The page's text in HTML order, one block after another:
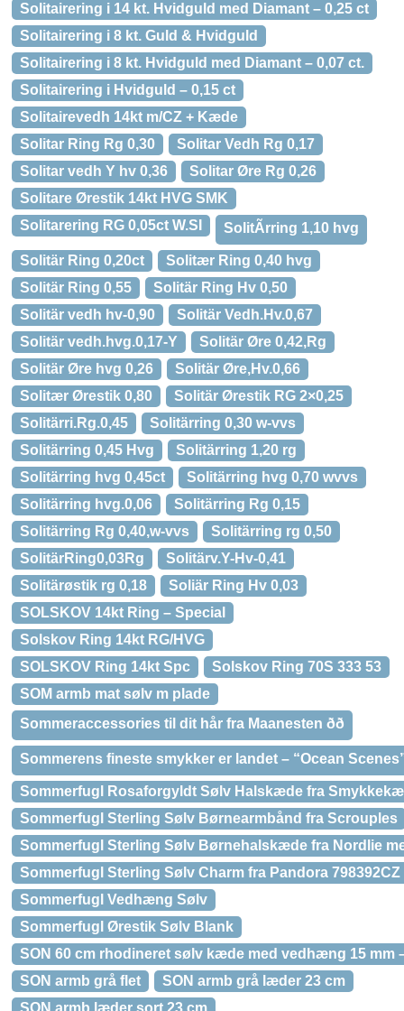
Solitairering i 14 kt. Hvidguld med Diamant – 0,25 ct
Solitairering i 8 kt. Guld & Hvidguld
Solitairering i 8 kt. Hvidguld med Diamant – 0,07 ct.
Solitairering i Hvidguld – 0,15 ct
Solitairevedh 14kt m/CZ + Kæde
Solitar Ring Rg 0,30
Solitar Vedh Rg 0,17
Solitar vedh Y hv 0,36
Solitar Øre Rg 0,26
Solitare Ørestik 14kt HVG SMK
Solitarering RG 0,05ct W.SI
SolitÃrring 1,10 hvg
Solitär Ring 0,20ct
Solitær Ring 0,40 hvg
Solitär Ring 0,55
Solitär Ring Hv 0,50
Solitär vedh hv-0,90
Solitär Vedh.Hv.0,67
Solitär vedh.hvg.0,17-Y
Solitär Øre 0,42,Rg
Solitär Øre hvg 0,26
Solitär Øre,Hv.0,66
Solitær Ørestik 0,80
Solitär Ørestik RG 2×0,25
Solitärri.Rg.0,45
Solitärring 0,30 w-vvs
Solitärring 0,45 Hvg
Solitärring 1,20 rg
Solitärring hvg 0,45ct
Solitärring hvg 0,70 wvvs
Solitärring hvg.0,06
Solitärring Rg 0,15
Solitärring Rg 0,40,w-vvs
Solitärring rg 0,50
SolitärRing0,03Rg
Solitärv.Y-Hv-0,41
Solitärøstik rg 0,18
Soliär Ring Hv 0,03
SOLSKOV 14kt Ring – Special
Solskov Ring 14kt RG/HVG
SOLSKOV Ring 14kt Spc
Solskov Ring 70S 333 53
SOM armb mat sølv m plade
Sommeraccessories til dit hår fra Maanesten ðð
Sommerens fineste smykker er landet – “Ocean Scenes”
Sommerfugl Rosaforgyldt Sølv Halskæde fra
Sommerfugl Sterling Sølv Børnearmbånd fra Scrouples
Sommerfugl Sterling Sølv Børnehalskæde fra Nordlie
Sommerfugl Sterling Sølv Charm fra Pandora 798392CZ
Sommerfugl Vedhæng Sølv
Sommerfugl Ørestik Sølv Blank
SON 60 cm rhodineret sølv kæde med vedhæng 15 mm
SON armb grå flet
SON armb grå læder 23 cm
SON armb læder sort 23 cm